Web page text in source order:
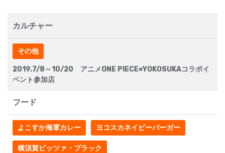
カルチャー
その他
2019.7/8～10/20 アニメONE PIECE×YOKOSUKAコラボイ
ベント参加店
フード
よこすか海軍カレー ヨコスカネイビーバーガー
横須賀ピッツァ・ブラック